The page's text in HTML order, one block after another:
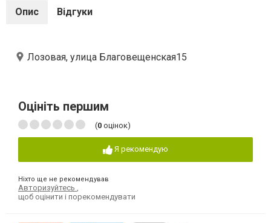
Опис Відгуки
Лозовая, улица Благовещенская15
Оцініть першим
(0 оцінок)
Я рекомендую
Ніхто ще не рекомендував
Авторизуйтесь
щоб оцінити і порекомендувати